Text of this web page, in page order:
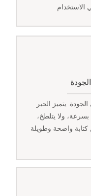
يتميز الحبر
ولا يتلطخ،
كتابة واضحة وطويلة